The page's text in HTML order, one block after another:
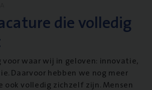
die volledig
voor waar wij in geloven: innovatie,
Daarvoor hebben we nog meer
ook volledig zichzelf zijn. Mensen